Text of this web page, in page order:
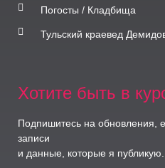
Погосты / Кладбища
Тульский краевед
Хотите быть в
Подпишитесь на обновления,
записи
и данные, которые я публикую.